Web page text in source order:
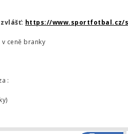
https://www.sportfotbal.cz/
ceně branky
: